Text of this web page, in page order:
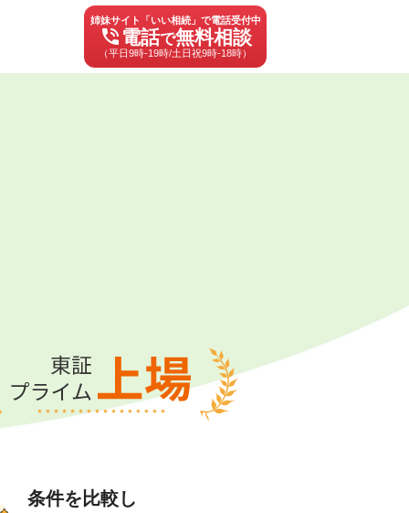
姉妹サイト「いい相続」で電話受付中
phone_in_talk 電話で無料相談
（平日9時-19時/土日祝9時-18時）
条件を比較し